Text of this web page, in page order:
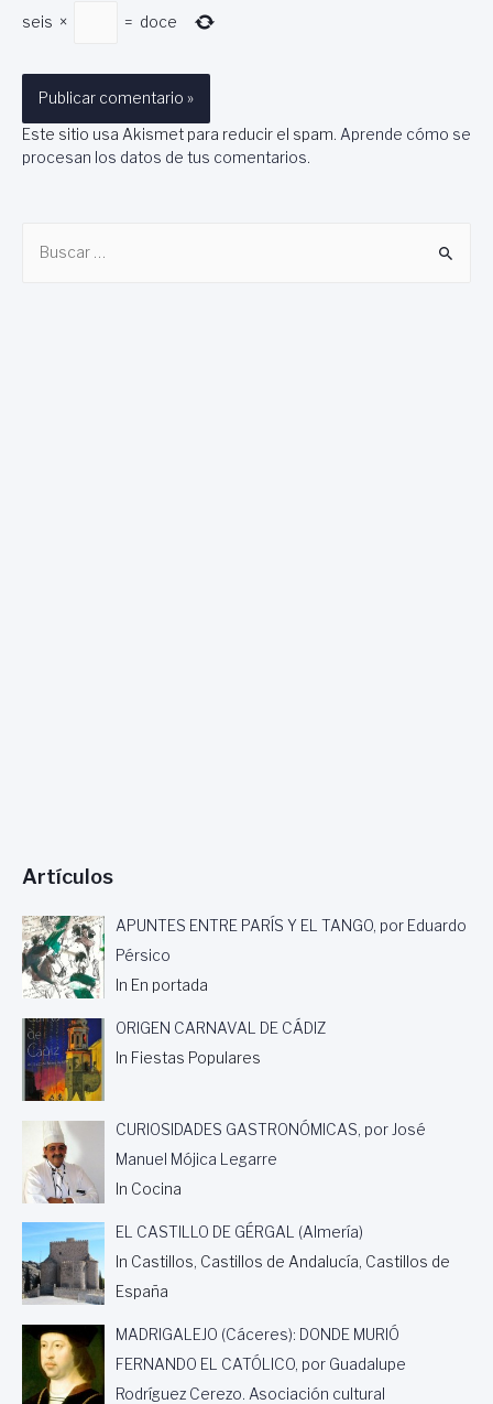
seis × = doce
Este sitio usa Akismet para reducir el spam. Aprende cómo se
procesan los datos de tus comentarios.
Artículos
APUNTES ENTRE PARÍS Y EL TANGO, por Eduardo
Pérsico
In En portada
ORIGEN CARNAVAL DE CÁDIZ
In Fiestas Populares
CURIOSIDADES GASTRONÓMICAS, por José
Manuel Mójica Legarre
In Cocina
EL CASTILLO DE GÉRGAL (Almería)
In Castillos, Castillos de Andalucía, Castillos de
España
MADRIGALEJO (Cáceres): DONDE MURIÓ
FERNANDO EL CATÓLICO, por Guadalupe
Rodríguez Cerezo. Asociación cultural